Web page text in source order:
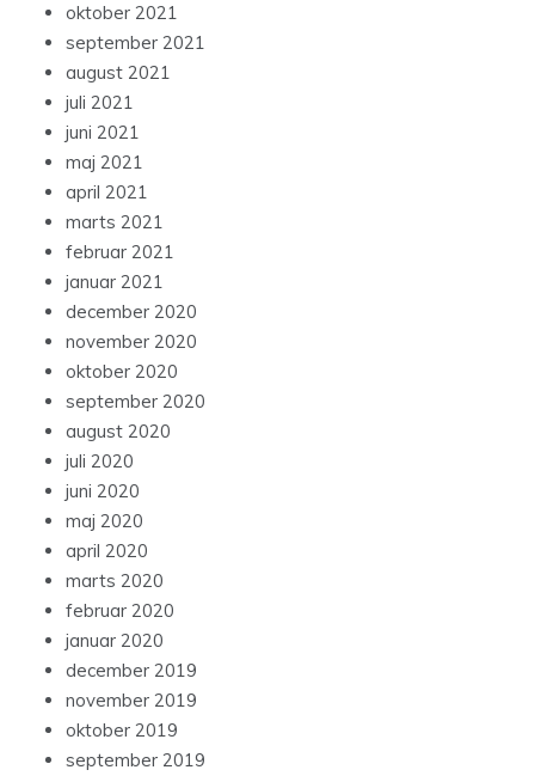
oktober 2021
september 2021
august 2021
juli 2021
juni 2021
maj 2021
april 2021
marts 2021
februar 2021
januar 2021
december 2020
november 2020
oktober 2020
september 2020
august 2020
juli 2020
juni 2020
maj 2020
april 2020
marts 2020
februar 2020
januar 2020
december 2019
november 2019
oktober 2019
september 2019